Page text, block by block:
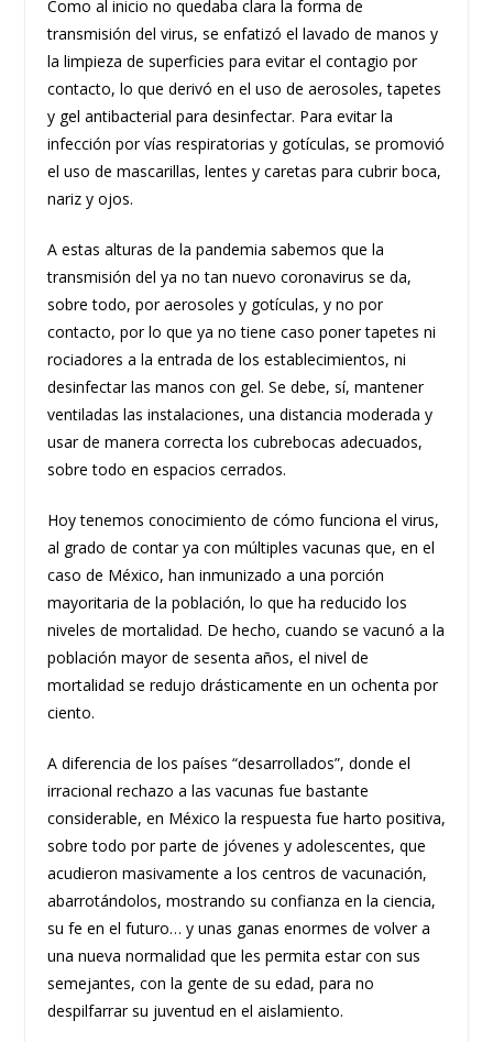
Como al inicio no quedaba clara la forma de
transmisión del virus, se enfatizó el lavado de manos y
la limpieza de superficies para evitar el contagio por
contacto, lo que derivó en el uso de aerosoles, tapetes
y gel antibacterial para desinfectar. Para evitar la
infección por vías respiratorias y gotículas, se promovió
el uso de mascarillas, lentes y caretas para cubrir boca,
nariz y ojos.
A estas alturas de la pandemia sabemos que la
transmisión del ya no tan nuevo coronavirus se da,
sobre todo, por aerosoles y gotículas, y no por
contacto, por lo que ya no tiene caso poner tapetes ni
rociadores a la entrada de los establecimientos, ni
desinfectar las manos con gel. Se debe, sí, mantener
ventiladas las instalaciones, una distancia moderada y
usar de manera correcta los cubrebocas adecuados,
sobre todo en espacios cerrados.
Hoy tenemos conocimiento de cómo funciona el virus,
al grado de contar ya con múltiples vacunas que, en el
caso de México, han inmunizado a una porción
mayoritaria de la población, lo que ha reducido los
niveles de mortalidad. De hecho, cuando se vacunó a la
población mayor de sesenta años, el nivel de
mortalidad se redujo drásticamente en un ochenta por
ciento.
A diferencia de los países “desarrollados”, donde el
irracional rechazo a las vacunas fue bastante
considerable, en México la respuesta fue harto positiva,
sobre todo por parte de jóvenes y adolescentes, que
acudieron masivamente a los centros de vacunación,
abarrotándolos, mostrando su confianza en la ciencia,
su fe en el futuro… y unas ganas enormes de volver a
una nueva normalidad que les permita estar con sus
semejantes, con la gente de su edad, para no
despilfarrar su juventud en el aislamiento.